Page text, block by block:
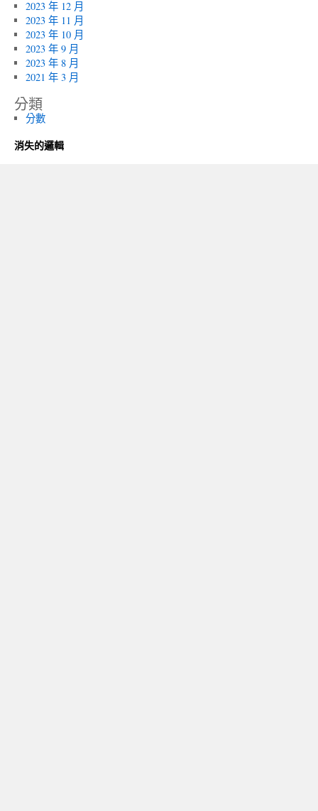
2023 年 12 月
2023 年 11 月
2023 年 10 月
2023 年 9 月
2023 年 8 月
2021 年 3 月
分類
分數
消失的邏輯